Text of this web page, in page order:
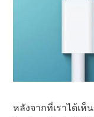
หลังจากที่เราได้เห็